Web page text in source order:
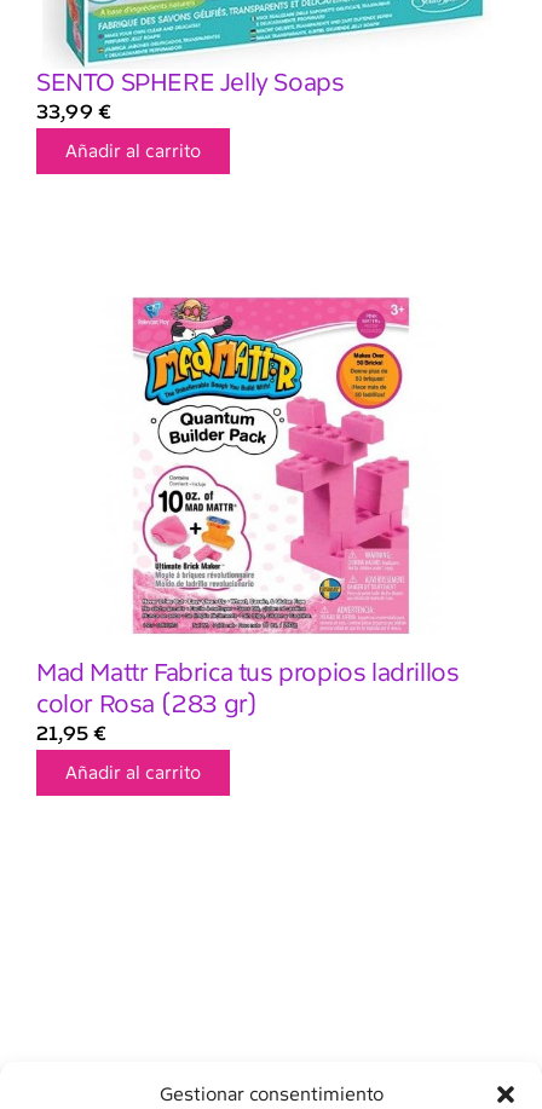
Gestionar consentimiento
SENTO SPHERE Jelly Soaps
33,99 €
Añadir al carrito
Mad Mattr Fabrica tus propios ladrillos
color Rosa (283 gr)
21,95 €
Añadir al carrito